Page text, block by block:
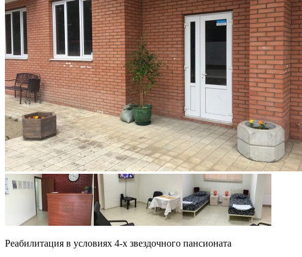
Реабилитация в условиях 4-х звездочного пансионата